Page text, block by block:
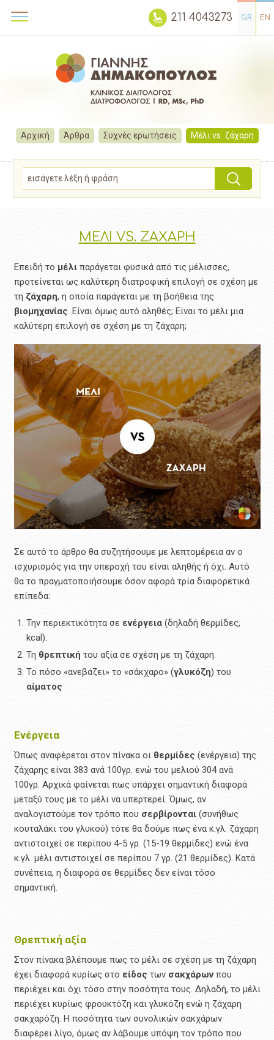
GR EN
211 4043273
Αρχική Άρθρα Συχνές ερωτήσεις Μέλι vs. ζάχαρη
ΜΕΛΙ VS. ΖΑΧΑΡΗ
Επειδή το μέλιπαράγεται φυσικά από τις μέλισσες,
προτείνεται ως καλύτερη διατροφική επιλογή σε σχέση με
τη ζάχαρη, η οποία παράγεται με τη βοήθεια της
βιομηχανίας. Είναι όμως αυτό αληθές; Είναι το μέλι μια
καλύτερη επιλογή σε σχέση με τη ζάχαρη;
Σε αυτό το άρθρο θα συζητήσουμε με λεπτομέρεια αν ο
ισχυρισμός για την υπεροχή του είναι αληθής ή όχι. Αυτό
θα το πραγματοποιήσουμε όσον αφορά τρία διαφορετικά
επίπεδα:
Την περιεκτικότητα σε ενέργεια(δηλαδή θερμίδες,
kcal).
Τη θρεπτική του αξία σε σχέση με τη ζάχαρη.
Το πόσο «ανεβάζει» το «σάκχαρο» (γλυκόζη) του
αίματος
Ενέργεια
Όπως αναφέρεται στον πίνακα οι θερμίδες (ενέργεια) της
ζάχαρης είναι 383 ανά 100γρ. ενώ του μελιού 304 ανά
100γρ. Αρχικά φαίνεται πως υπάρχει σημαντική διαφορά
μεταξύ τους με το μέλι να υπερτερεί. Όμως, αν
αναλογιστούμε τον τρόπο που σερβίρονται(συνήθως
κουταλάκι του γλυκού) τότε θα δούμε πως ένα κ.γλ. ζάχαρη
αντιστοιχεί σε περίπου 4-5 γρ. (15-19 θερμίδες) ενώ ένα
κ.γλ. μέλι αντιστοιχεί σε περίπου 7 γρ. (21 θερμίδες). Κατά
συνέπεια, η διαφορά σε θερμίδες δεν είναι τόσο
σημαντική.
Θρεπτική αξία
Στον πίνακα βλέπουμε πως το μέλι σε σχέση με τη ζάχαρη
έχει διαφορά κυρίως στο είδος των σακχάρωνπου
περιέχει και όχι τόσο στην ποσότητα τους. Δηλαδή, το μέλι
περιέχει κυρίως φρουκτόζη και γλυκόζη ενώ η ζάχαρη
σακχαρόζη. Η ποσότητα των συνολικών σακχάρων
διαφέρει λίγο, όμως αν λάβουμε υπόψη τον τρόπο που